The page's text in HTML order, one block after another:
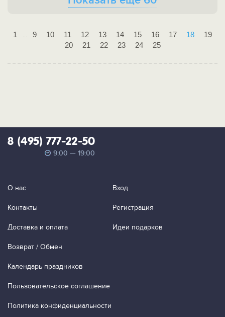
1 ... 9 10 11 12 13 14 15 16 17 18
19
20
21 22 23 24 25
8 (495) 777-22-50
9:00 — 19:00
О нас
Контакты
Доставка и оплата
Возврат / Обмен
Календарь праздников
Пользовательское соглашение
Политика конфиденциальности
Вход
Регистрация
Идеи подарков